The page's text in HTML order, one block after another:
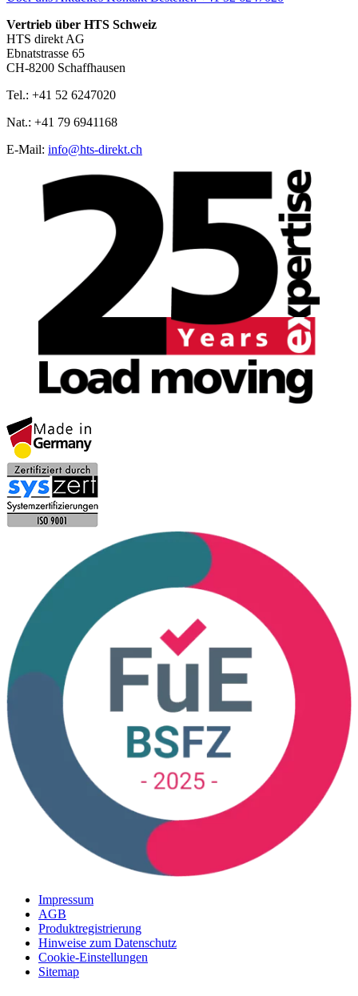
Vertrieb über HTS Schweiz
HTS direkt AG
Ebnatstrasse 65
CH-8200 Schaffhausen
Tel.: +41 52 6247020
Nat.: +41 79 6941168
E‑Mail: info@hts-direkt.ch
Impressum
AGB
Produktregistrierung
Hinweise zum Datenschutz
Cookie-Einstellungen
Sitemap